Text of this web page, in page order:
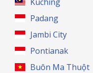
Padang
Jambi City
Pontianak
Buôn Ma Thuột